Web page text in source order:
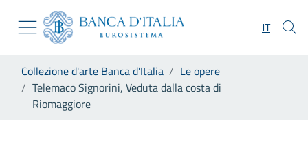
Skip to Main Content
Vai al sito istituzionale
Vai al menu di navigazione
Vai alla ricerca
Vai al footer
IT
Collezione d'arte Banca d'Italia
Le opere
Telemaco Signorini, Veduta dalla costa di
Riomaggiore